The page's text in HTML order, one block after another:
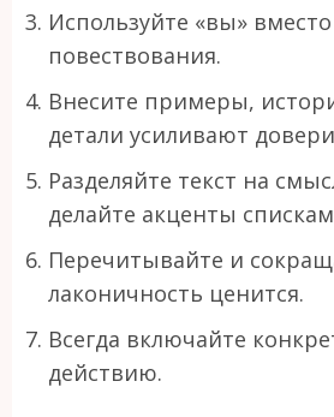
Используйте «вы»
повествования.
Внесите примеры,
детали усиливают
Разделяйте текст на
делайте акценты
Перечитывайте и
лаконичность ценится.
Всегда включайте
действию.